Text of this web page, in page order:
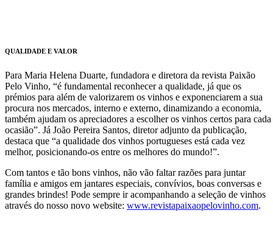
QUALIDADE E VALOR
Para Maria Helena Duarte, fundadora e diretora da revista Paixão
Pelo Vinho, “é fundamental reconhecer a qualidade, já que os
prémios para além de valorizarem os vinhos e exponenciarem a sua
procura nos mercados, interno e externo, dinamizando a economia,
também ajudam os apreciadores a escolher os vinhos certos para cada
ocasião”. Já João Pereira Santos, diretor adjunto da publicação,
destaca que “a qualidade dos vinhos portugueses está cada vez
melhor, posicionando-os entre os melhores do mundo!”.
Com tantos e tão bons vinhos, não vão faltar razões para juntar
família e amigos em jantares especiais, convívios, boas conversas e
grandes brindes! Pode sempre ir acompanhando a seleção de vinhos
através do nosso novo website: www.revistapaixaopelovinho.com.